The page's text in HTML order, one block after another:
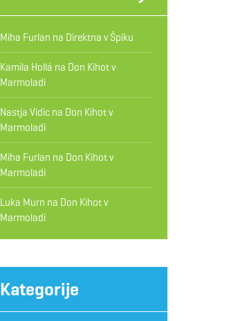
Miha Furlan na Direktna v Špiku
Kamila Hollá na Don Kihot v
Marmoladi
Nastja Vidicna Don Kihot v
Marmoladi
Miha Furlan na Don Kihot v
Marmoladi
Luka Murn na Don Kihot v
Marmoladi
Kategorije